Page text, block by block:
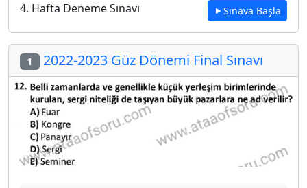
4. Hafta Deneme Sınavı Sınava Başla
1 2022-2023 Güz Dönemi Final Sınavı